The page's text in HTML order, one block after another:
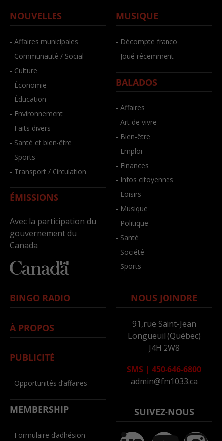
NOUVELLES
- Affaires municipales
- Communauté / Social
- Culture
- Économie
- Éducation
- Environnement
- Faits divers
- Santé et bien-être
- Sports
- Transport / Circulation
ÉMISSIONS
Avec la participation du
gouvernement du
Canada
MUSIQUE
- Décompte franco
- Joué récemment
BALADOS
- Affaires
- Art de vivre
- Bien-être
- Emploi
- Finances
- Infos citoyennes
- Loisirs
- Musique
- Politique
- Santé
- Société
- Sports
BINGO RADIO
À PROPOS
PUBLICITÉ
- Opportunités d’affaires
MEMBERSHIP
- Formulaire d’adhésion
NOUS JOINDRE
91,rue Saint-Jean
Longueuil (Québec)
J4H 2W8
SMS | 450-646-6800
admin@fm1033.ca
SUIVEZ-NOUS